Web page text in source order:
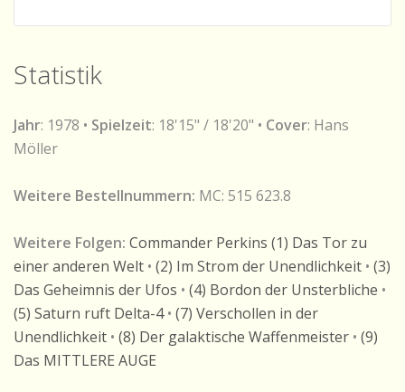
Statistik
Jahr: 1978 • Spielzeit: 18'15" / 18'20" • Cover: Hans
Möller
Weitere Bestellnummern: MC: 515 623.8
Weitere Folgen: Commander Perkins (1) Das Tor zu
einer anderen Welt • (2) Im Strom der Unendlichkeit • (3)
Das Geheimnis der Ufos • (4) Bordon der Unsterbliche •
(5) Saturn ruft Delta-4• (7) Verschollen in der
Unendlichkeit • (8) Der galaktische Waffenmeister • (9)
Das MITTLERE AUGE